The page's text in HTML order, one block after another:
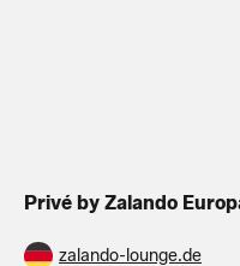
Privé by Zalando
zalando-lounge.de